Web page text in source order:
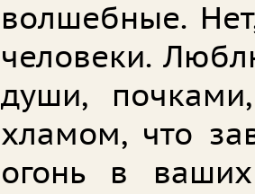
волшебные.
человеки.
души,
хламом, что
огонь в